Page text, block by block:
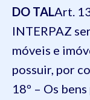
DO TALArt.
INTERPAZ
móveis e
possuir, por
18º – Os